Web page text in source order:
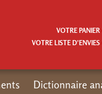
VOTRE PANIER
VOTRE LISTE D’ENVIES
Dictionnaire